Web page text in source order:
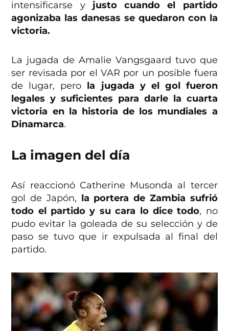
intensificarse yjusto cuando el partido
agonizaba las danesas se quedaron con la
victoria.
La jugada de Amalie Vangsgaard tuvo que
ser revisada por el VAR por un posible fuera
de lugar, pero la jugada y el gol fueron
legales y suficientes para darle la cuarta
victoria en la historia de los mundiales a
Dinamarca.
La imagen del día
Así reaccionó Catherine Musonda al tercer
gol de Japón, la portera de Zambia sufrió
todo el partido y su cara lo dice todo, no
pudo evitar la goleada de su selección y de
paso se tuvo que ir expulsada al final del
partido.